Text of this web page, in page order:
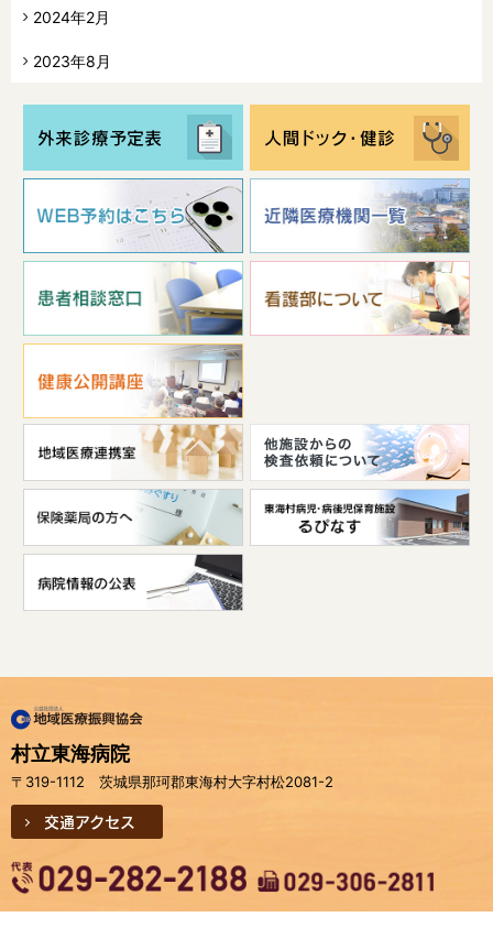
2024年2月
2023年8月
村立東海病院
〒319-1112 茨城県那珂郡東海村大字村松2081-2
交通アクセス